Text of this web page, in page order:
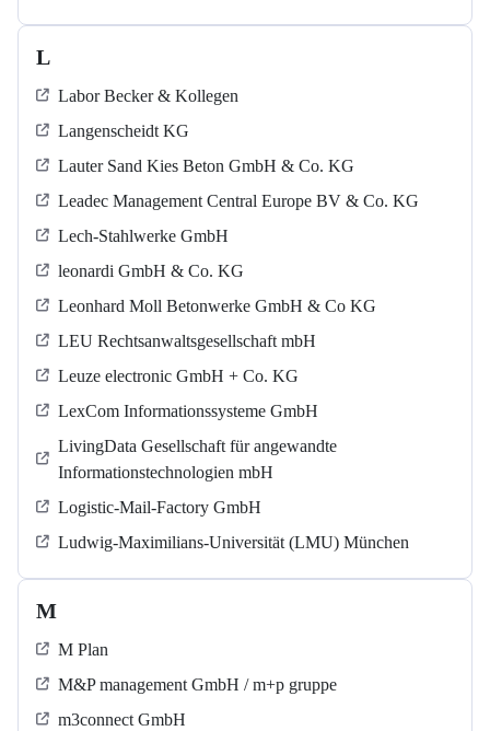
L
Labor Becker & Kollegen
Langenscheidt KG
Lauter Sand Kies Beton GmbH & Co. KG
Leadec Management Central Europe BV & Co. KG
Lech-Stahlwerke GmbH
leonardi GmbH & Co. KG
Leonhard Moll Betonwerke GmbH & Co KG
LEU Rechtsanwaltsgesellschaft mbH
Leuze electronic GmbH + Co. KG
LexCom Informationssysteme GmbH
LivingData Gesellschaft für angewandte
Informationstechnologien mbH
Logistic-Mail-Factory GmbH
Ludwig-Maximilians-Universität (LMU) München
M
M Plan
M&P management GmbH / m+p gruppe
m3connect GmbH